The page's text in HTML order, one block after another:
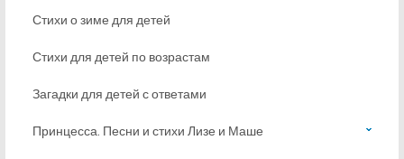
Стихи о зиме для детей
Стихи для детей по возрастам
Загадки для детей с ответами
Принцесса. Песни и стихи Лизе и Маше